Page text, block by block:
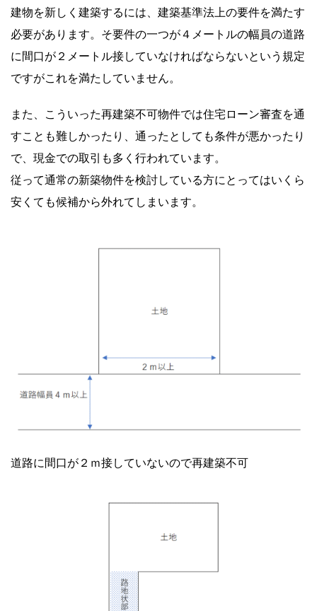
建物を新しく建築するには、建築基準法上の要件を満たす
必要があります。そ要件の一つが４メートルの幅員の道路
に間口が２メートル接していなければならないという規定
ですがこれを満たしていません。
また、こういった再建築不可物件では住宅ローン審査を通
すことも難しかったり、通ったとしても条件が悪かったり
で、現金での取引も多く行われています。
従って通常の新築物件を検討している方にとってはいくら
安くても候補から外れてしまいます。
道路に間口が２ｍ接していないので再建築不可